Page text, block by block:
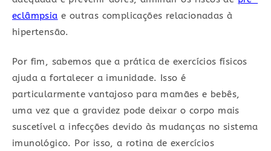
eclâmpsia e outras complicações relacionadas à
hipertensão.
Por fim, sabemos que a prática de exercícios físicos
ajuda a fortalecer a imunidade. Isso é
particularmente vantajoso para mamães e bebês,
uma vez que a gravidez pode deixar o corpo mais
suscetível a infecções devido às mudanças no sistema
imunológico. Por isso, a rotina de exercícios